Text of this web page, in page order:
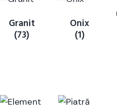
Granit
(73)
Onix
(1)